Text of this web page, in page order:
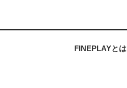
FINEPLAYとは